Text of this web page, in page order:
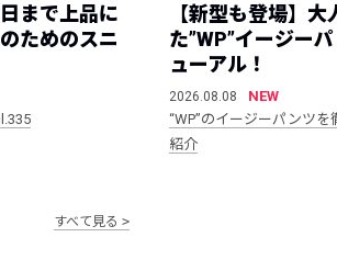
まで上品に
ためのスニ
【新型も登場】大
た”WP”イージー
ューアル！
2026.08.08
NEW
“WP”のイージーパンツ
紹介
すべて見る